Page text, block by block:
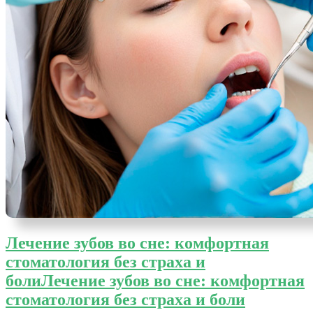
Лечение зубов во сне: комфортная
стоматология без страха и
болиЛечение зубов во сне: комфортная
стоматология без страха и боли